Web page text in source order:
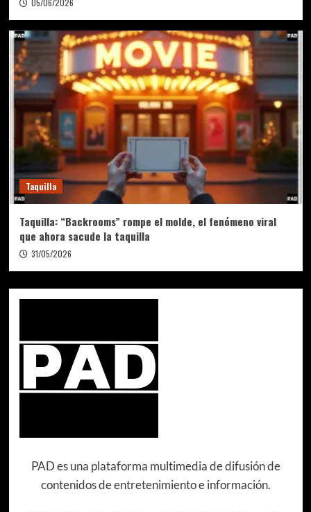
05/06/2026
Taquilla
Taquilla: “Backrooms” rompe el molde, el fenómeno viral
que ahora sacude la taquilla
31/05/2026
PAD es una plataforma multimedia de difusión de
contenidos de entretenimiento e información.